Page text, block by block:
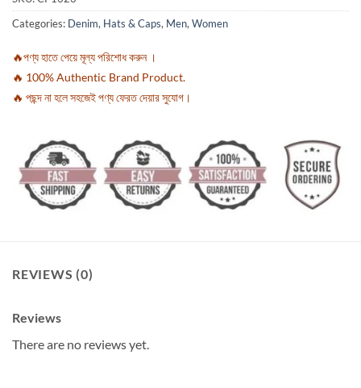
Categories: Denim, Hats & Caps, Men, Women
🔥পণ্য হাতে পেয়ে মূল্য পরিশোধ করুন ।
🔥 100% Authentic Brand Product.
🔥 পছন্দ না হলে সহজেই পণ্য ফেরত দেয়ার সুযোগ।
REVIEWS (0)
Reviews
There are no reviews yet.